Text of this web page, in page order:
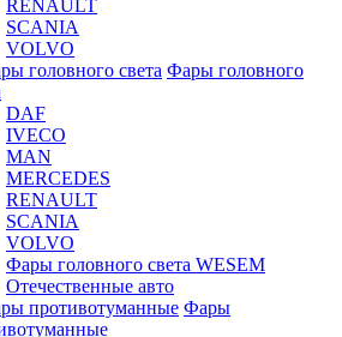
RENAULT
SCANIA
VOLVO
Фары головного
DAF
IVECO
MAN
MERCEDES
RENAULT
SCANIA
VOLVO
Фары головного света WESEM
Отечественные авто
Фары